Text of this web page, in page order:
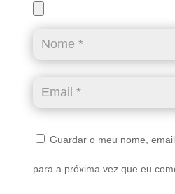
Guardar o meu nome,
para a próxima vez que eu